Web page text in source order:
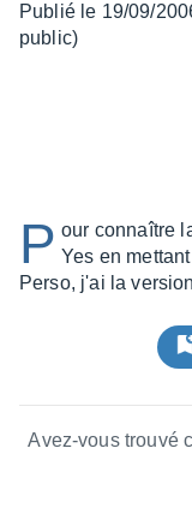
Publié le 19/09/
public)
P our connaître
Yes en
Perso, j'ai la
Avez-vous trouvé